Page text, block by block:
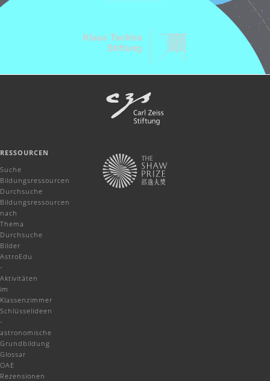
RESSOURCEN
Suche
Bildungsressourcen
Durchsuche
Bildungsressourcen
nach
Thema
Durchsuche
Bilder
AstroEdu
-
Aktivitäten
im
Klassenzimmer
Schlüsselideen
-
astronomische
Grundbildung
Glossar
OAE
Rezensionen